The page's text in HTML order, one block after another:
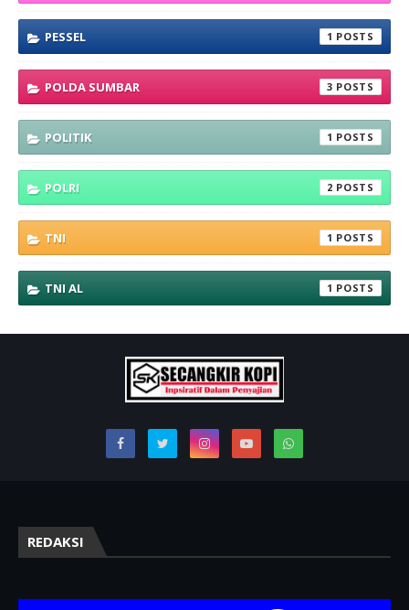
PESSEL 1
POLDA SUMBAR 3
POLITIK 1
POLRI 2
TNI 1
TNI AL 1
REDAKSI